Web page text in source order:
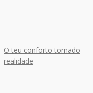
O teu conforto tornado
realidade